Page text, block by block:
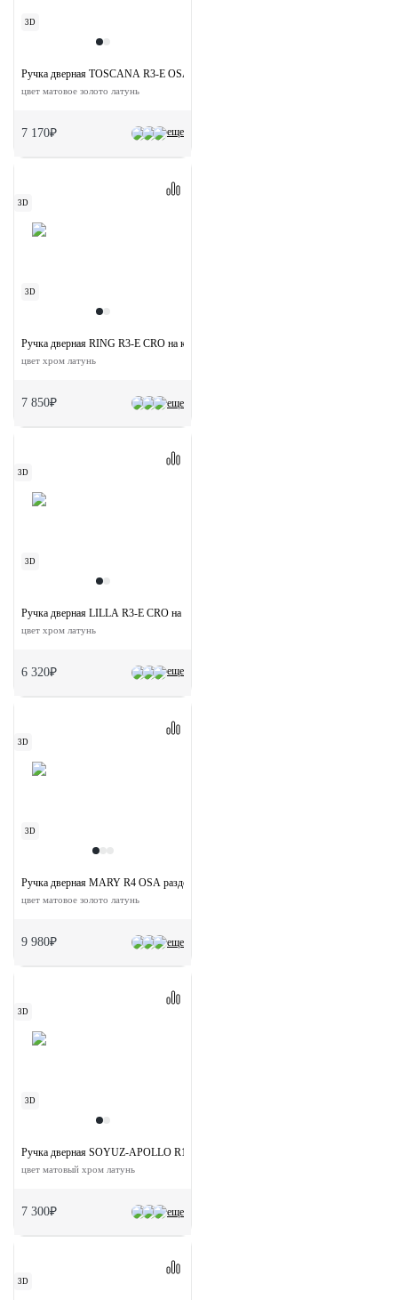
3D
еще
Ручка дверная TOSCANA R3-E OSA раздельная на круглой розетке
цвет матовое золото латунь
7 170₽
3D
3D
еще
Ручка дверная RING R3-E CRO на круглой розетке
цвет хром латунь
7 850₽
3D
3D
еще
Ручка дверная LILLA R3-E CRO на круглой розетке
цвет хром латунь
6 320₽
3D
3D
еще
Ручка дверная MARY R4 OSA раздельная на круглой розетке
цвет матовое золото латунь
9 980₽
3D
3D
еще
Ручка дверная SOYUZ-APOLLO R1-E SSS на круглой розетке
цвет матовый хром латунь
7 300₽
3D